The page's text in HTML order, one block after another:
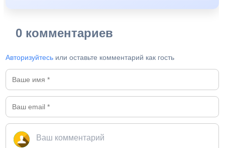
0 комментариев
Авторизуйтесь или оставьте комментарий как гость